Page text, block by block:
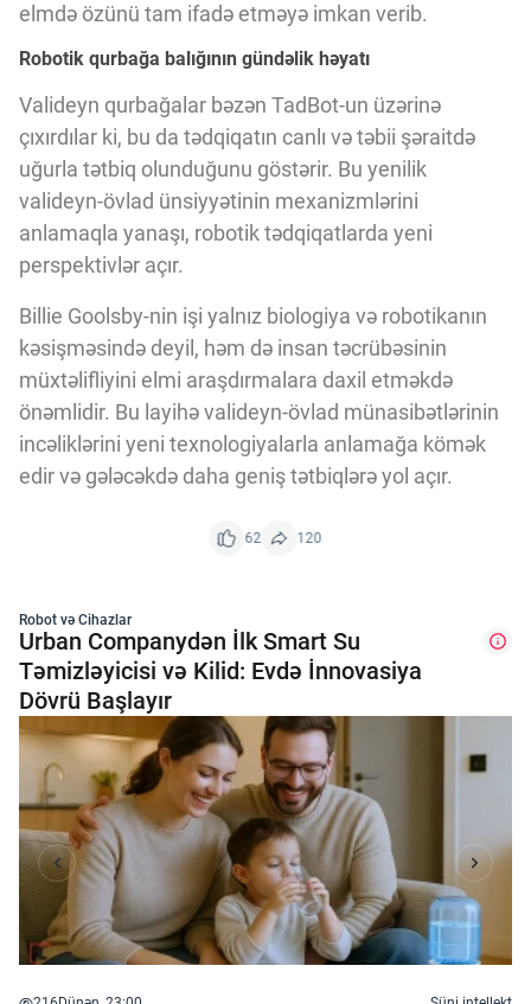
elmdə özünü tam ifadə etməyə imkan verib.
Robotik qurbağa balığının gündəlik həyatı
Valideyn qurbağalar bəzən TadBot-un üzərinə
çıxırdılar ki, bu da tədqiqatın canlı və təbii şəraitdə
uğurla tətbiq olunduğunu göstərir. Bu yenilik
valideyn-övlad ünsiyyətinin mexanizmlərini
anlamaqla yanaşı, robotik tədqiqatlarda yeni
perspektivlər açır.
Billie Goolsby-nin işi yalnız biologiya və robotikanın
kəsişməsində deyil, həm də insan təcrübəsinin
müxtəlifliyini elmi araşdırmalara daxil etməkdə
önəmlidir. Bu layihə valideyn-övlad münasibətlərinin
incəliklərini yeni texnologiyalarla anlamağa kömək
edir və gələcəkdə daha geniş tətbiqlərə yol açır.
62 120
Robot və Cihazlar
Urban Companydən İlk Smart Su
Təmizləyicisi və Kilid: Evdə İnnovasiya
Dövrü Başlayır